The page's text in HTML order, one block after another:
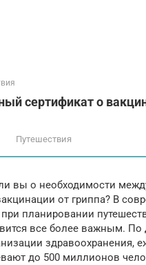
сертификат о
Путешествия
вы о необходимости
от гриппа? В
планировании
все более важным.
здравоохранения,
до 500 миллионов